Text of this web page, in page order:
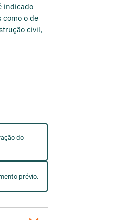
indicado
como o de
civil,
do
prévio.